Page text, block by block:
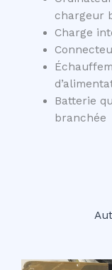
chargeur
Charge
Batterie
branchée